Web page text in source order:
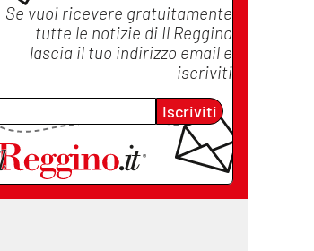
Se vuoi ricevere gratuitamente
tutte le notizie di Il Reggino
lascia il tuo indirizzo email e
iscriviti
Iscriviti